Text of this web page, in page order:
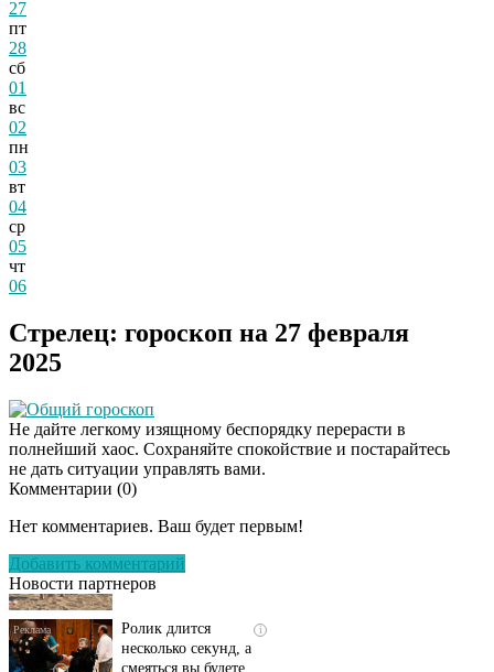
27
пт
28
сб
01
вс
02
пн
03
вт
04
ср
05
чт
06
Стрелец: гороскоп на 27 февраля
2025
Общий гороскоп
Не дайте легкому изящному беспорядку перерасти в
полнейший хаос. Сохраняйте спокойствие и постарайтесь
не дать ситуации управлять вами.
Комментарии (0)
Нет комментариев. Ваш будет первым!
Добавить комментарий
Новости партнеров
Скрытая камера на
люди вытворяют, когда
несколько секунд, а
смеяться вы будете
долго